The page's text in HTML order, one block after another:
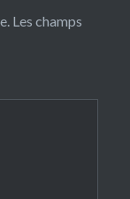
Les champs